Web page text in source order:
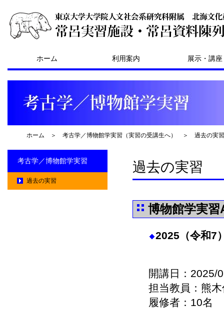
ホーム 利用案内 展示・講座
ホーム ＞ 考古学／博物館学実習（実習の受講生へ） ＞ 過去の実習
考古学／博物館学実習
過去の実習
過去の実習
博物館学実習
2025（令和7
開講日：2025/
担当教員：熊
履修者：10名